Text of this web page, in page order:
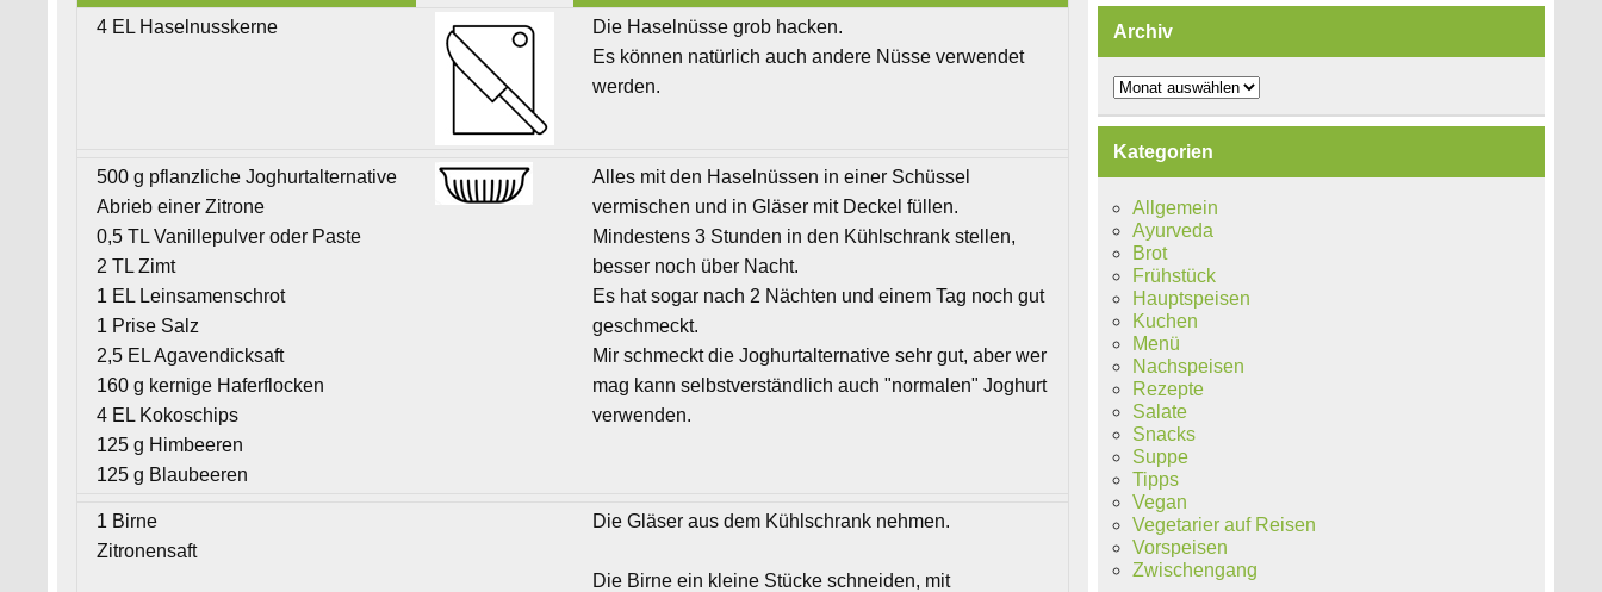
4 EL Haselnusskerne
Die Haselnüsse grob hacken.
Es können natürlich auch andere Nüsse verwendet
werden.
500 g pflanzliche Joghurtalternative
Abrieb einer Zitrone
0,5 TL Vanillepulver oder Paste
2 TL Zimt
1 EL Leinsamenschrot
1 Prise Salz
2,5 EL Agavendicksaft
160 g kernige Haferflocken
4 EL Kokoschips
125 g Himbeeren
125 g Blaubeeren
Alles mit den Haselnüssen in einer Schüssel
vermischen und in Gläser mit Deckel füllen.
Mindestens 3 Stunden in den Kühlschrank stellen,
besser noch über Nacht.
Es hat sogar nach 2 Nächten und einem Tag noch gut
geschmeckt.
Mir schmeckt die Joghurtalternative sehr gut, aber wer
mag kann selbstverständlich auch "normalen" Joghurt
verwenden.
1 Birne
Zitronensaft
Die Gläser aus dem Kühlschrank nehmen.
Die Birne ein kleine Stücke schneiden, mit
Archiv
Archiv
Kategorien
Allgemein
Ayurveda
Brot
Frühstück
Hauptspeisen
Kuchen
Menü
Nachspeisen
Rezepte
Salate
Snacks
Suppe
Tipps
Vegan
Vegetarier auf Reisen
Vorspeisen
Zwischengang